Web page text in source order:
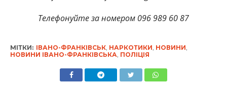
Телефонуйте за номером 096 989 60 87
МІТКИ: ІВАНО-ФРАНКІВСЬК, НАРКОТИКИ, НОВИНИ,
НОВИНИ ІВАНО-ФРАНКІВСЬКА, ПОЛІЦІЯ